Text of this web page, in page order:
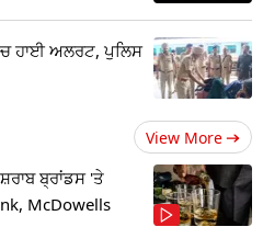
ਹਾਈ ਅਲਰਟ, ਪੁਲਿਸ
View More
ਬ੍ਰਾਂਡਸ 'ਤੇ
McDowells